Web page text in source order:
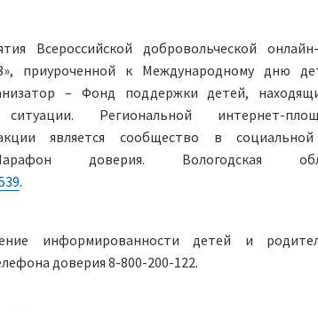
Всероссийской добровольческой
приуроченной к Международному дню
– Фонд поддержки детей,
Региональной интернет-
акции является сообщество в
доверия. Вологодская
.
информированности детей и
доверия 8-800-200-122.